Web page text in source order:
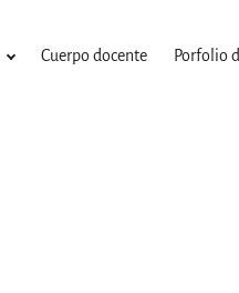
Cuerpo docente Porfolio